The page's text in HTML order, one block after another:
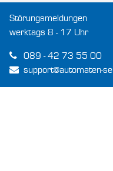
Störungsmeldungen
werktags 8 - 17 Uhr
089 - 42 73 55 00
support@automaten-